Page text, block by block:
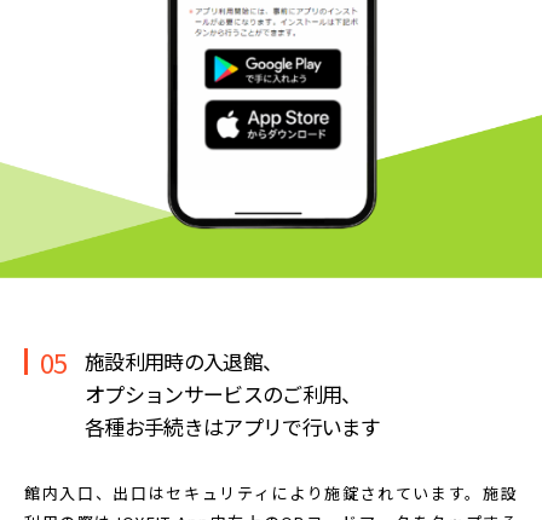
05 施設利用時の入退館、
オプションサービスのご利用、
各種お手続きはアプリで行います
館内入口、出口はセキュリティにより施錠されています。施設